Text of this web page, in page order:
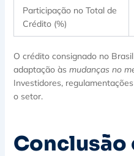
Participação no Total de
Crédito (%)
O crédito consignado no
adaptação às mudanças no
Investidores,
o setor.
Conclusão